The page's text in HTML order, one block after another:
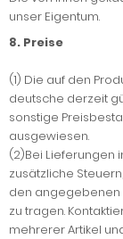
unser Eigentum.
8. Preise
(1) Die auf den
deutsche derzeit
sonstige
ausgewiesen.
(2)Bei Lieferungen
zusätzliche
den angegebenen
zu tragen.
mehrerer Artikel